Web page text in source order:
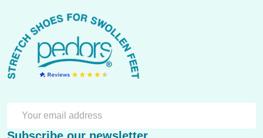
Footer
Start
Email